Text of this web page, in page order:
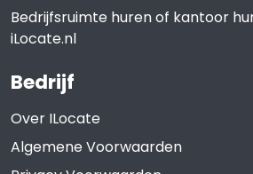
Bedrijfsruimte huren of kantoor
iLocate.nl
Bedrijf
Over ILocate
Algemene Voorwaarden